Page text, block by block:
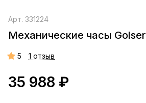
Арт. 331224
Механические часы Golser
5 1 отзыв
35 988 ₽